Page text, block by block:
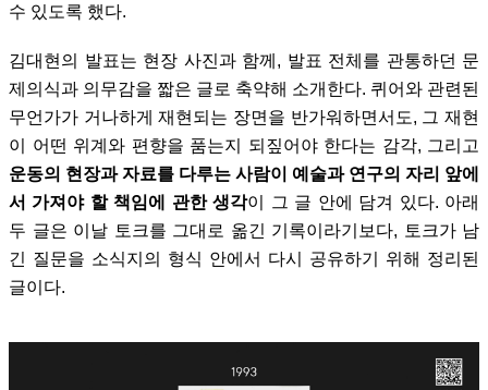
수 있도록 했다.
김대현의 발표는 현장 사진과 함께, 발표 전체를 관통하던 문
제의식과 의무감을 짧은 글로 축약해 소개한다. 퀴어와 관련된
무언가가 거나하게 재현되는 장면을 반가워하면서도, 그 재현
이 어떤 위계와 편향을 품는지 되짚어야 한다는 감각, 그리고
운동의 현장과 자료를 다루는 사람이 예술과 연구의 자리 앞에
서 가져야 할 책임에 관한 생각이 그 글 안에 담겨 있다. 아래
두 글은 이날 토크를 그대로 옮긴 기록이라기보다, 토크가 남
긴 질문을 소식지의 형식 안에서 다시 공유하기 위해 정리된
글이다.